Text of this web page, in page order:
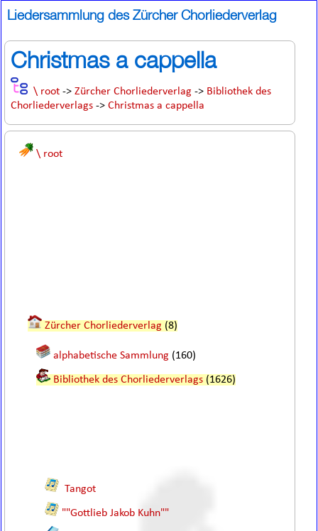
Liedersammlung des Zürcher Chorliederverlag
Christmas a cappella
\ root ->Zürcher Chorliederverlag -> Bibliothek des
Chorliederverlags ->Christmas a cappella
\ root
Zürcher Chorliederverlag (8)
alphabetische Sammlung (160)
Bibliothek des Chorliederverlags (1626)
Tangot
""Gottlieb Jakob Kuhn""